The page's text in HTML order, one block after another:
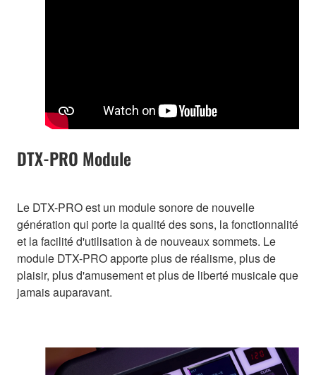
DTX-PRO Module
Le DTX-PRO est un module sonore de nouvelle
génération qui porte la qualité des sons, la fonctionnalité
et la facilité d'utilisation à de nouveaux sommets. Le
module DTX-PRO apporte plus de réalisme, plus de
plaisir, plus d'amusement et plus de liberté musicale que
jamais auparavant.